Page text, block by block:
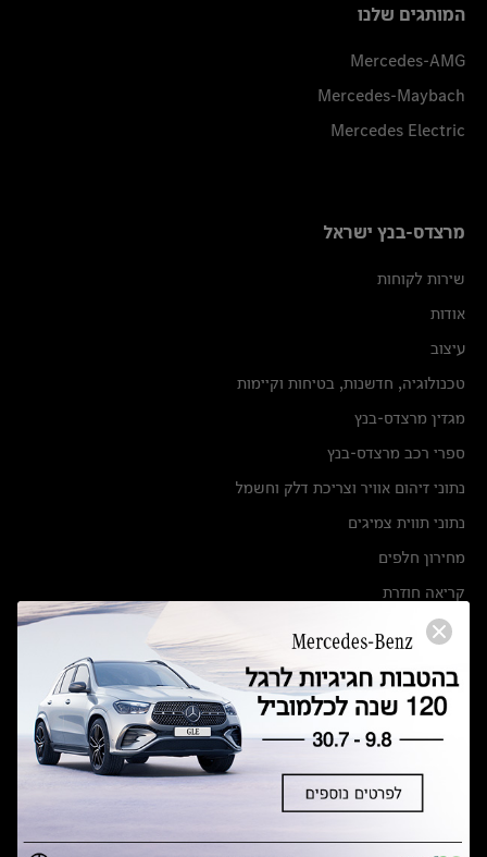
המותגים שלנו
Mercedes-AMG
Mercedes-Maybach
Mercedes Electric
מרצדס-בנץ ישראל
שירות לקוחות
אודות
עיצוב
טכנולוגיה, חדשנות, בטיחות וקיימות
מגזין מרצדס-בנץ
ספרי רכב מרצדס-בנץ
נתוני זיהום אוויר וצריכת דלק וחשמל
נתוני תווית צמיגים
מחירון חלפים
קריאה חוזרת
הודעה על הטבות לרכבי מרצדס בהסדר פשרה בתצ 56447-02-19
תקנון ימי מכירות 120 לכלמוביל
מצאו אותנו
אולמות תצוגה